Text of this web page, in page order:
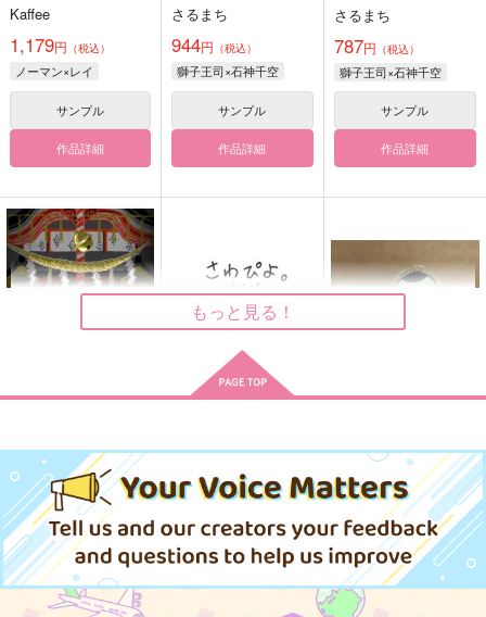
Kaffee
1,179円 （税込）
ノーマン×レイ
サンプル
作品詳細
さるまち
944円 （税込）
獅子王司×石神千空
サンプル
作品詳細
さるまち
787円 （税込）
獅子王司×石神千空
サンプル
作品詳細
ひよこスクリーム
944円（税込）
冨岡義勇×不死川実弥
サンプル
作品詳細
の巻～
筋骨隆々
沢北栄治
サンプル
筋骨隆々
286円（税込）
沢北栄治
サンプル
もっと見る！